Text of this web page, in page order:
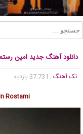
دانلود آهنگ جدید امین
تک آهنگ , 37,731 بازدید
Rostami